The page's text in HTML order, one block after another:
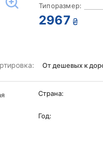
Типоразмер:
2967 ₴
Страна:
Год: